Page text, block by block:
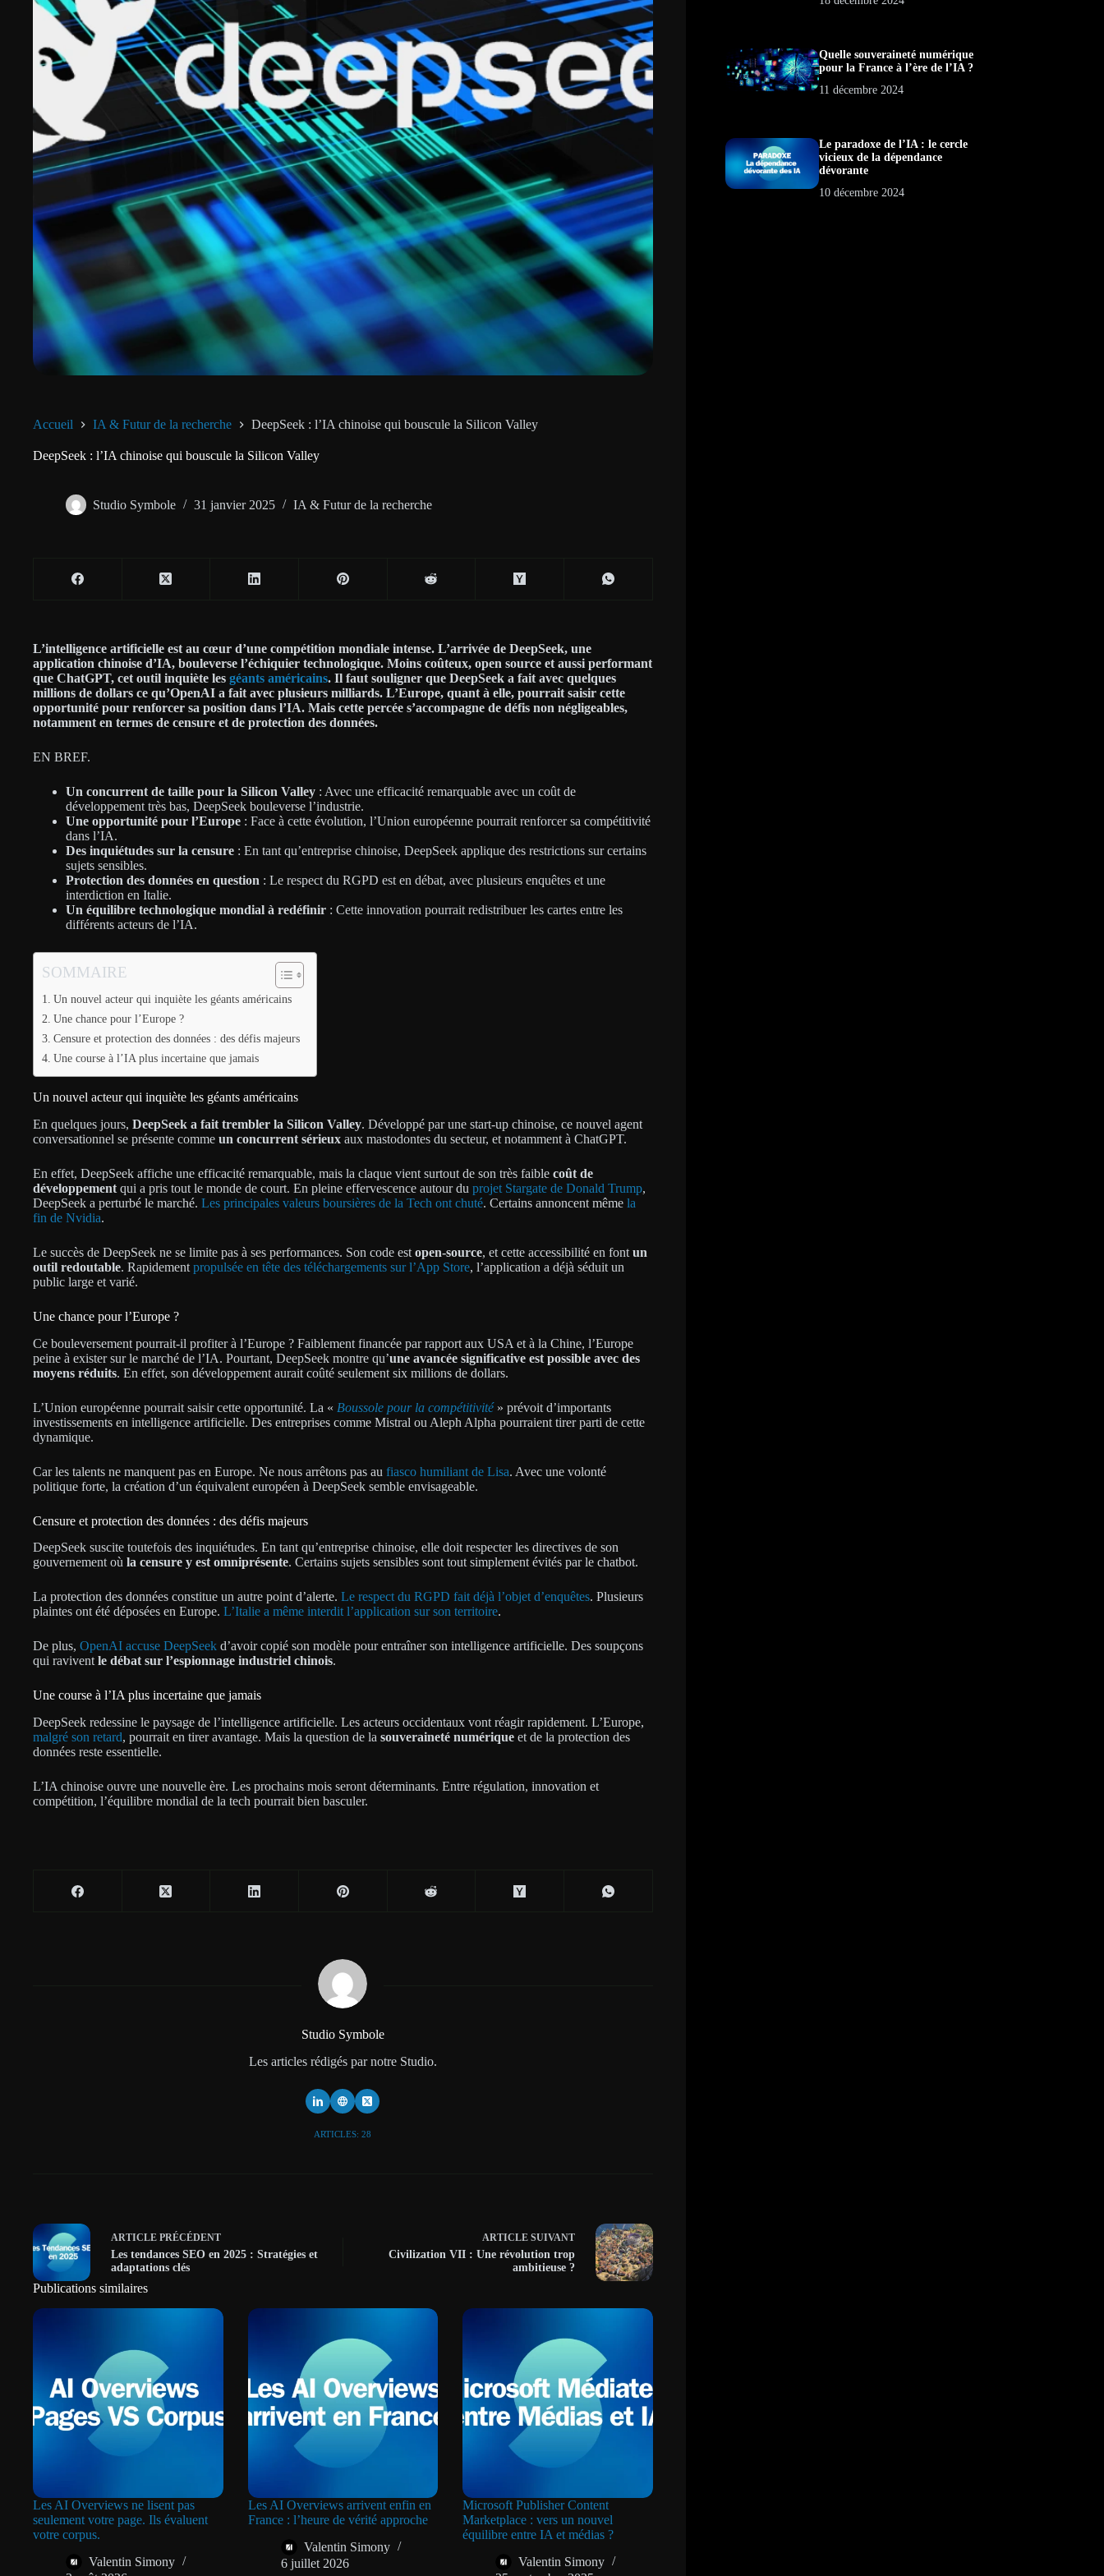
Accueil IA & Futur de la recherche DeepSeek : l’IA chinoise qui bouscule la Silicon Valley
DeepSeek : l’IA chinoise qui bouscule la Silicon Valley
Studio Symbole 31 janvier 2025 IA & Futur de la recherche
L’intelligence artificielle est au cœur d’une compétition mondiale intense. L’arrivée de DeepSeek, une
application chinoise d’IA, bouleverse l’échiquier technologique. Moins coûteux, open source et aussi performant
que ChatGPT, cet outil inquiète les géants américains. Il faut souligner que DeepSeek a fait avec quelques
millions de dollars ce qu’OpenAI a fait avec plusieurs milliards. L’Europe, quant à elle, pourrait saisir cette
opportunité pour renforcer sa position dans l’IA. Mais cette percée s’accompagne de défis non négligeables,
notamment en termes de censure et de protection des données.
EN BREF.
Un concurrent de taille pour la Silicon Valley : Avec une efficacité remarquable avec un coût de
développement très bas, DeepSeek bouleverse l’industrie.
Une opportunité pour l’Europe : Face à cette évolution, l’Union européenne pourrait renforcer sa compétitivité
dans l’IA.
Des inquiétudes sur la censure : En tant qu’entreprise chinoise, DeepSeek applique des restrictions sur certains
sujets sensibles.
Protection des données en question : Le respect du RGPD est en débat, avec plusieurs enquêtes et une
interdiction en Italie.
Un équilibre technologique mondial à redéfinir : Cette innovation pourrait redistribuer les cartes entre les
différents acteurs de l’IA.
SOMMAIRE
Un nouvel acteur qui inquiète les géants américains
Une chance pour l’Europe ?
Censure et protection des données : des défis majeurs
Une course à l’IA plus incertaine que jamais
Un nouvel acteur qui inquiète les géants américains
En quelques jours, DeepSeek a fait trembler la Silicon Valley. Développé par une start-up chinoise, ce nouvel agent
conversationnel se présente comme un concurrent sérieux aux mastodontes du secteur, et notamment à ChatGPT.
En effet, DeepSeek affiche une efficacité remarquable, mais la claque vient surtout de son très faible coût de
développement qui a pris tout le monde de court. En pleine effervescence autour du projet Stargate de Donald Trump,
DeepSeek a perturbé le marché. Les principales valeurs boursières de la Tech ont chuté. Certains annoncent même la
fin de Nvidia.
Le succès de DeepSeek ne se limite pas à ses performances. Son code est open-source, et cette accessibilité en font un
outil redoutable. Rapidement propulsée en tête des téléchargements sur l’App Store, l’application a déjà séduit un
public large et varié.
Une chance pour l’Europe ?
Ce bouleversement pourrait-il profiter à l’Europe ? Faiblement financée par rapport aux USA et à la Chine, l’Europe
peine à exister sur le marché de l’IA. Pourtant, DeepSeek montre qu’une avancée significative est possible avec des
moyens réduits. En effet, son développement aurait coûté seulement six millions de dollars.
L’Union européenne pourrait saisir cette opportunité. La « Boussole pour la compétitivité» prévoit d’importants
investissements en intelligence artificielle. Des entreprises comme Mistral ou Aleph Alpha pourraient tirer parti de cette
dynamique.
Car les talents ne manquent pas en Europe. Ne nous arrêtons pas au fiasco humiliant de Lisa. Avec une volonté
politique forte, la création d’un équivalent européen à DeepSeek semble envisageable.
Censure et protection des données : des défis majeurs
DeepSeek suscite toutefois des inquiétudes. En tant qu’entreprise chinoise, elle doit respecter les directives de son
gouvernement où la censure y est omniprésente. Certains sujets sensibles sont tout simplement évités par le chatbot.
La protection des données constitue un autre point d’alerte. Le respect du RGPD fait déjà l’objet d’enquêtes. Plusieurs
plaintes ont été déposées en Europe. L’Italie a même interdit l’application sur son territoire.
De plus, OpenAI accuse DeepSeek d’avoir copié son modèle pour entraîner son intelligence artificielle. Des soupçons
qui ravivent le débat sur l’espionnage industriel chinois.
Une course à l’IA plus incertaine que jamais
DeepSeek redessine le paysage de l’intelligence artificielle. Les acteurs occidentaux vont réagir rapidement. L’Europe,
malgré son retard, pourrait en tirer avantage. Mais la question de la souveraineté numérique et de la protection des
données reste essentielle.
L’IA chinoise ouvre une nouvelle ère. Les prochains mois seront déterminants. Entre régulation, innovation et
compétition, l’équilibre mondial de la tech pourrait bien basculer.
Studio Symbole
Les articles rédigés par notre Studio.
ARTICLES: 28
ARTICLE PRÉCÉDENT
Les tendances SEO en 2025 : Stratégies et
adaptations clés
ARTICLESUIVANT
Civilization VII : Une révolution trop
ambitieuse ?
Publications similaires
Les AI Overviews ne lisent pas
seulement votre page. Ils évaluent
votre corpus.
Valentin Simony
Les AI Overviews arrivent enfin en
France : l’heure de vérité approche
Valentin Simony
6 juillet 2026
Microsoft Publisher Content
Marketplace : vers un nouvel
équilibre entre IA et médias ?
Valentin Simony
Quelle souveraineté numérique
pour la France à l’ère de l’IA ?
11 décembre 2024
Le paradoxe de l’IA : le cercle
vicieux de la dépendance
dévorante
10 décembre 2024